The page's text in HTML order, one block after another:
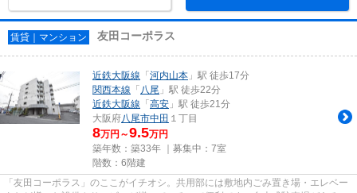
賃貸｜マンション 友田コーポラス
近鉄大阪線 「河内山本 」駅 徒歩17分
関西本線 「 八尾 」駅 徒歩22分
近鉄大阪線 「高安 」駅 徒歩21分
大阪府八尾市中田 １丁目
8万円～9.5万円
築年数：築33年 ｜募集中： 7室
階数：6階建
「友田コーポラス」のここがイチオシ。共用部には敷地内ごみ置き場・エレベー